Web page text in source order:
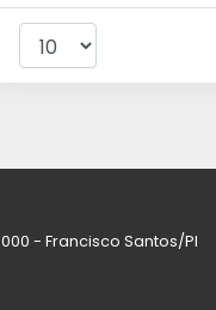
- Francisco Santos/PI